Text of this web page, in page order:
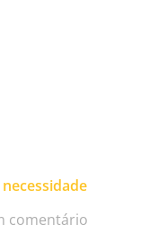
comentário